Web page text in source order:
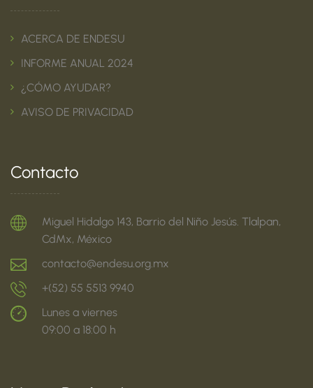
ACERCA DE ENDESU
INFORME ANUAL 2024
¿CÓMO AYUDAR?
AVISO DE PRIVACIDAD
Contacto
Miguel Hidalgo 143, Barrio del Niño Jesús. Tlalpan,
CdMx, México
contacto@endesu.org.mx
+(52) 55 5513 9940
Lunes a viernes
09:00 a 18:00 h